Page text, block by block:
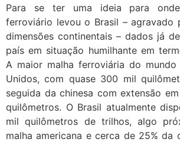
Para se ter uma ideia para
ferroviário levou o Brasil – agravado
dimensões continentais – dados já
país em situação humilhante em
A maior malha ferroviária do
Unidos, com quase 300 mil
seguida da chinesa com extensão
quilômetros. O Brasil atualmente
mil quilômetros de trilhos, algo
malha americana e cerca de 25% da